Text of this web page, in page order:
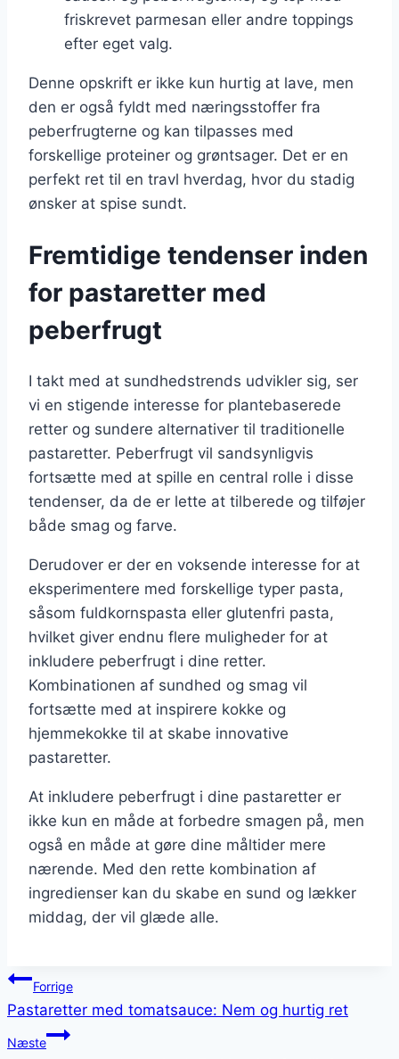
friskrevet parmesan eller andre toppings
efter eget valg.
Denne opskrift er ikke kun hurtig at lave, men
den er også fyldt med næringsstoffer fra
peberfrugterne og kan tilpasses med
forskellige proteiner og grøntsager. Det er en
perfekt ret til en travl hverdag, hvor du stadig
ønsker at spise sundt.
Fremtidige tendenser inden
for pastaretter med
peberfrugt
I takt med at sundhedstrends udvikler sig, ser
vi en stigende interesse for plantebaserede
retter og sundere alternativer til traditionelle
pastaretter. Peberfrugt vil sandsynligvis
fortsætte med at spille en central rolle i disse
tendenser, da de er lette at tilberede og tilføjer
både smag og farve.
Derudover er der en voksende interesse for at
eksperimentere med forskellige typer pasta,
såsom fuldkornspasta eller glutenfri pasta,
hvilket giver endnu flere muligheder for at
inkludere peberfrugt i dine retter.
Kombinationen af sundhed og smag vil
fortsætte med at inspirere kokke og
hjemmekokke til at skabe innovative
pastaretter.
At inkludere peberfrugt i dine pastaretter er
ikke kun en måde at forbedre smagen på, men
også en måde at gøre dine måltider mere
nærende. Med den rette kombination af
ingredienser kan du skabe en sund og lækker
middag, der vil glæde alle.
Indlægsnavigation
Forrige
Pastaretter med tomatsauce: Nem og hurtig ret
Næste